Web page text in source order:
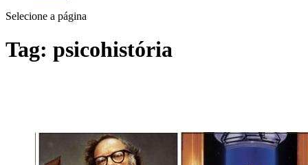
Selecione a página
Tag: psicohistória